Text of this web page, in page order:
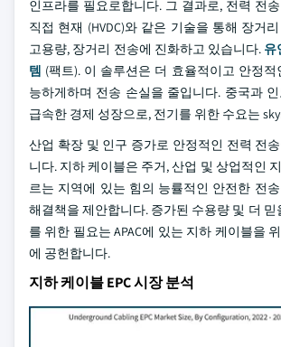
인프라를 필요로합니다. 그 결과로, 전력 전
직접 현재 (HVDC)와 같은 기술을 통해 장거
고용량, 장거리 전송에 진화하고 있습니다. 유
템 (팩트). 이 솔루션은 더 효율적이고 안정
능하게하며 전송 손실을 줄입니다. 중국과
급속한 경제 성장으로, 전기를 위한 수요는
산업 확장 및 인구 증가로 안정적인 전력 전
니다. 지하 케이블은 주거, 산업 및 상업적인
르는 지역에 있는 힘의 능률적인 안전한 전
해결책을 제안합니다. 증가된 수용량 및 더 믿
를 위한 필요는 APAC에 있는 지하 케이블을
에 공헌합니다.
지하 케이블 EPC 시장 분석